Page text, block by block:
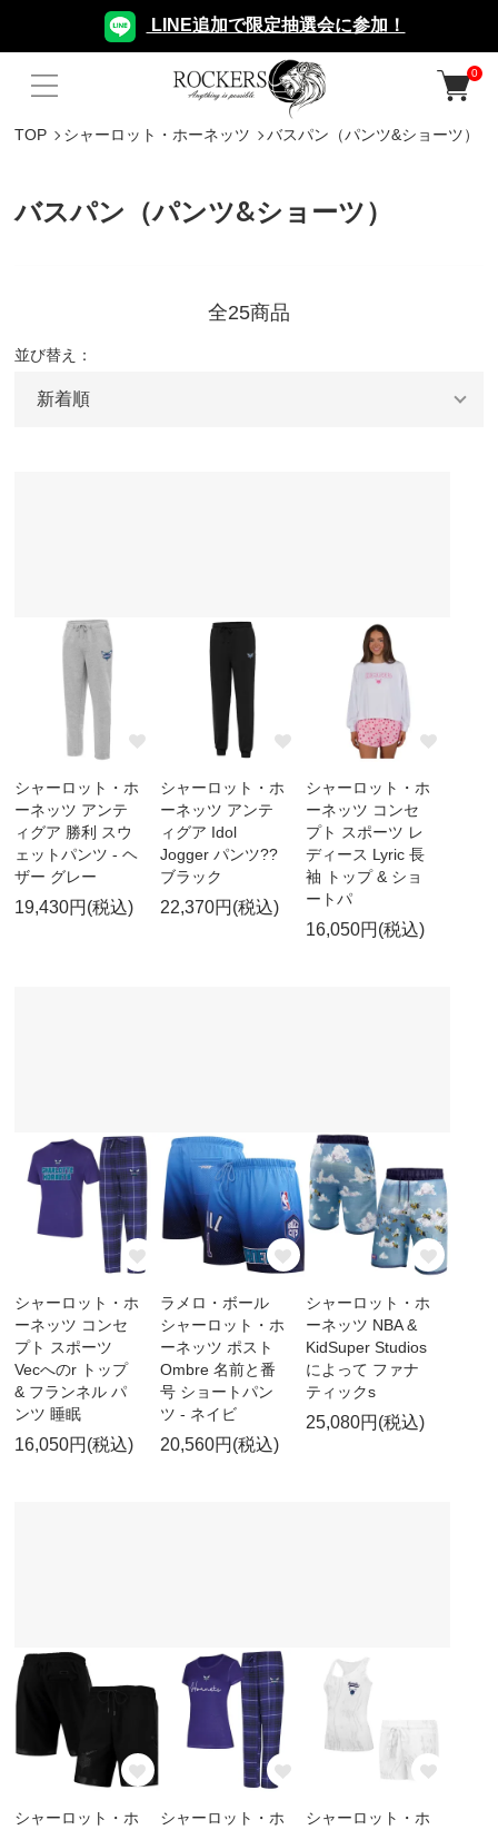
LINE追加で限定抽選会に参加！
0
TOP シャーロット・ホーネッツ バスパン（パンツ&ショーツ）
バスパン（パンツ&ショーツ）
全25商品
並び替え：
シャーロット・ホ
ーネッツ アンテ
ィグア 勝利 スウ
ェットパンツ - ヘ
ザー グレー
19,430円(税込)
シャーロット・ホ
ーネッツ アンテ
ィグア Idol
Jogger パンツ??
ブラック
22,370円(税込)
シャーロット・ホ
ーネッツ コンセ
プト スポーツ レ
ディース Lyric 長
袖 トップ & ショ
ートパ
16,050円(税込)
シャーロット・ホ
ーネッツ コンセ
プト スポーツ
Vecへのr トップ
& フランネル パ
ンツ 睡眠
16,050円(税込)
ラメロ・ボール
シャーロット・ホ
ーネッツ ポスト
Ombre 名前と番
号 ショートパン
ツ - ネイビ
20,560円(税込)
シャーロット・ホ
ーネッツ NBA &
KidSuper Studios
によって ファナ
ティックs
25,080円(税込)
シャーロット・ホ
シャーロット・ホ
シャーロット・ホ